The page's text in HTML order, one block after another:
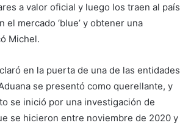
a valor oficial y luego los traen al país
el mercado ‘blue’ y obtener una
Michel.
en la puerta de una de las entidades
se presentó como querellante, y
se inició por una investigación de
se hicieron entre noviembre de 2020 y